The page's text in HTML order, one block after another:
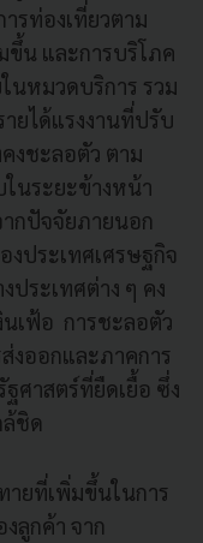
รท่องเที่ยวตาม
ขึ้น และการบริโภค
นหมวดบริการ รวม
ยได้แรงงานที่ปรับ
งชะลอตัว ตาม
นระยะข้างหน้า
ากปัจจัยภายนอก
งประเทศเศรษฐกิจ
ประเทศต่าง ๆ คง
นเฟ้อ การชะลอตัว
งออกและภาคการ
ศาสตร์ที่ยืดเยื้อ ซึ่ง
ชิด
ายที่เพิ่มขึ้นในการ
ลูกค้า จาก